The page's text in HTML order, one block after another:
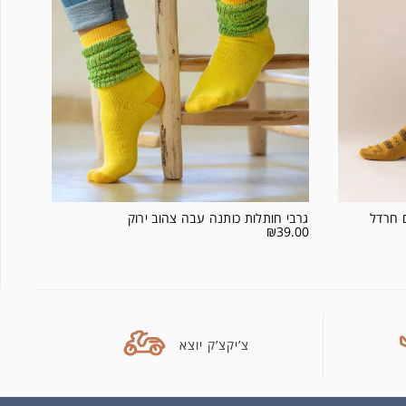
חרדל גרבי חותלות כותנה עבה צהוב ירוק
₪39.00
צ’יקצ’ק יוצא